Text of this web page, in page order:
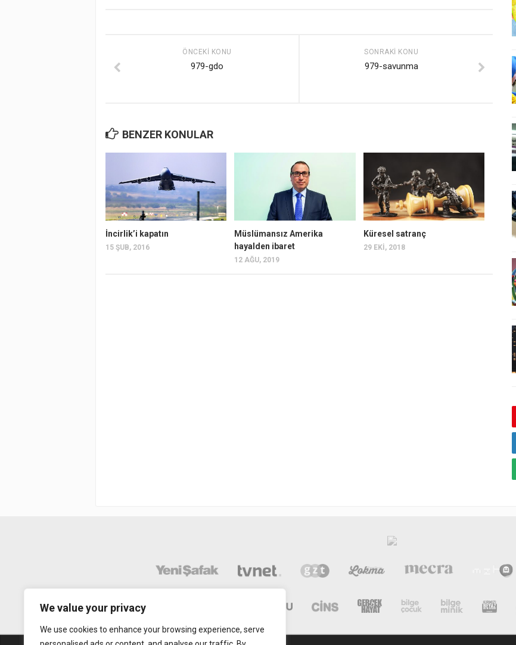
We value your privacy
We use cookies to enhance your browsing experience, serve
SONRAKI KONU
979-savunma
ÖNCEKI KONU
979-gdo
BENZER KONULAR
İncirlik’i kapatın
15 ŞUB, 2016
Müslümansız Amerika
hayalden ibaret
12 AĞU, 2019
Küresel satranç
29 EKI, 2018